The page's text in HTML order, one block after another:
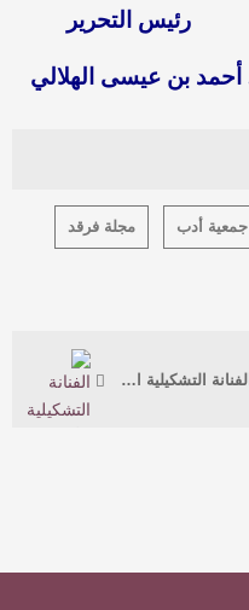
رئيس التحرير
أحمد بن عيسى الهلالي
جمعية أدب مجلة فرقد
الفنانة التشكيلية الأميرة جواهر آل سعود: كل الواصلين إلى القمة كانوا حالمين